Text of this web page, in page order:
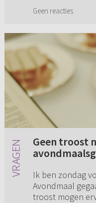
Geen reacties
Geen troost
Ik ben zondag
Avondmaal
troost mogen